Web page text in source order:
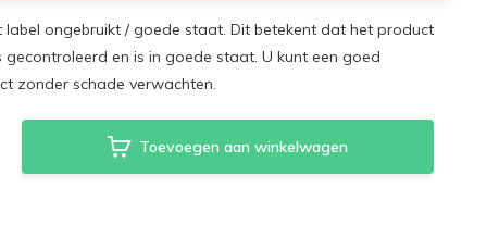
ongebruikt / goede staat. Dit betekent dat het product
gecontroleerd en is in goede staat. U kunt een goed
zonder schade verwachten.
Toevoegen aan winkelwagen